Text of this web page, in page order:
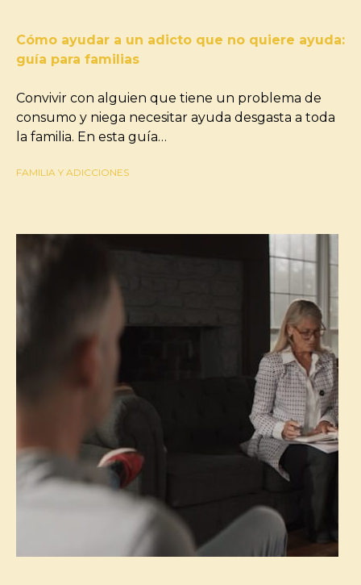
Cómo ayudar a un adicto que no quiere ayuda:
guía para familias
Convivir con alguien que tiene un problema de
consumo y niega necesitar ayuda desgasta a toda
la familia. En esta guía…
FAMILIA Y ADICCIONES